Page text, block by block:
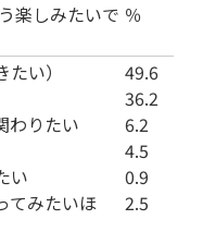
楽しみたいで ％
い）
わりたい
い
てみたいほ
49.6
36.2
6.2
4.5
0.9
2.5